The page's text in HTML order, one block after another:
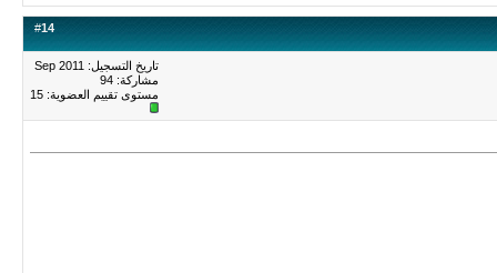
#14
تاريخ التسجيل: Sep 2011
مشاركة: 94
مستوى تقييم العضوية: 15